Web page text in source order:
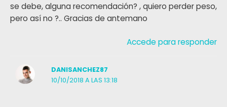
se debe, alguna recomendación? , quiero perder peso,
pero así no ?.. Gracias de antemano
Accede para responder
DANISANCHEZ87
10/10/2018 A LAS 13:18